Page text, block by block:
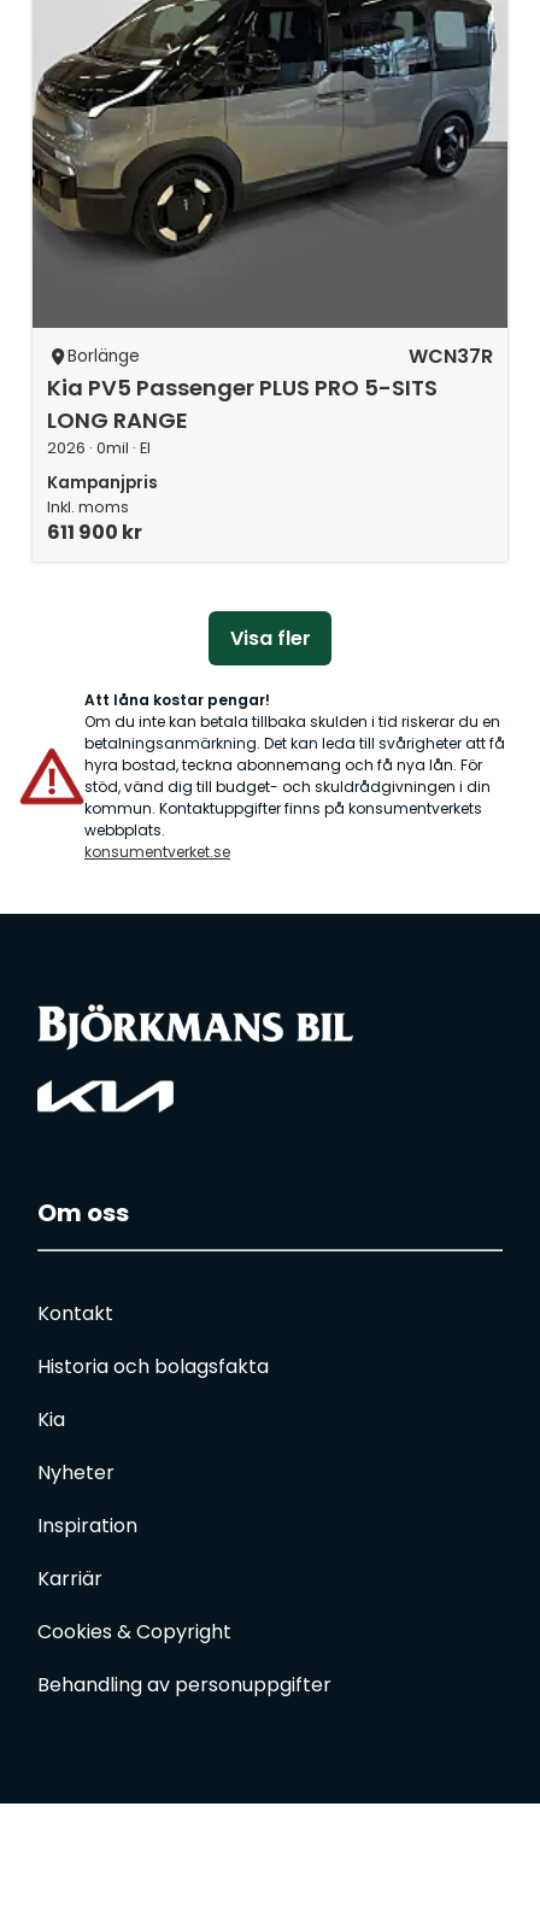
Kia PV5 Passenger PLUS PRO 5-SITS
LONG RANGE
2026 · 0mil · El
Kampanjpris
Inkl. moms
611 900 kr
Att låna kostar pengar!
Om du inte kan betala tillbaka skulden i tid riskerar du en
hyra bostad, teckna abonnemang och få nya lån. För
stöd, vänd dig till budget- och skuldrådgivningen i din
kommun. Kontaktuppgifter finns på konsumentverkets
webbplats.
konsumentverket.se
Kontakt
Historia och bolagsfakta
Kia
Nyheter
Inspiration
Karriär
Cookies & Copyright
Behandling av personuppgifter